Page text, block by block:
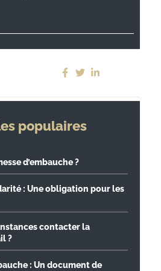
populaires
d’embauche ?
: Une obligation pour les
contacter la
?
: Un document de